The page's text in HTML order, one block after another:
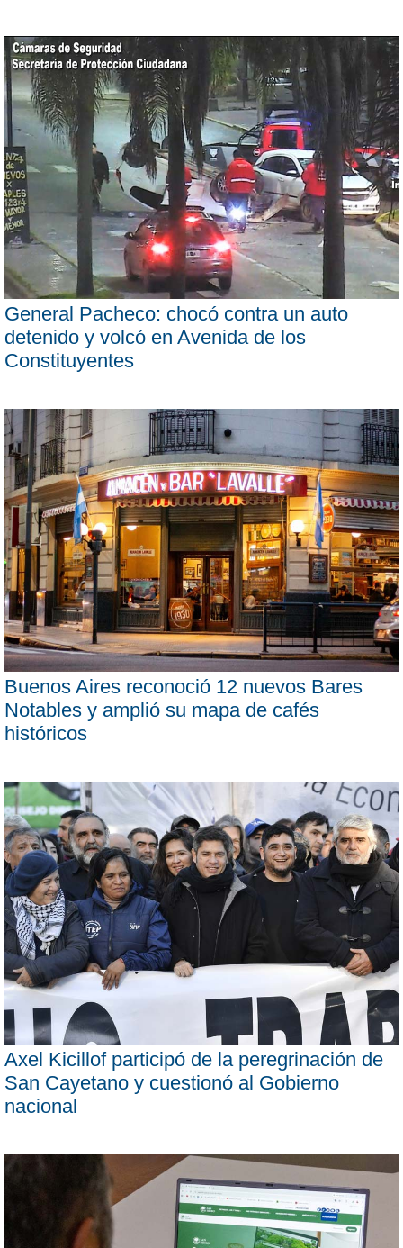
General Pacheco: chocó contra un auto
detenido y volcó en Avenida de los
Constituyentes
Buenos Aires reconoció 12 nuevos Bares
Notables y amplió su mapa de cafés
históricos
Axel Kicillof participó de la peregrinación de
San Cayetano y cuestionó al Gobierno
nacional